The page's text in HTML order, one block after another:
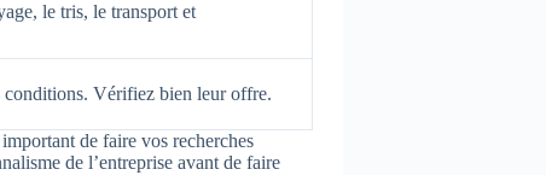
le tris, le transport et
conditions. Vérifiez bien leur offre.
de faire vos recherches
de l’entreprise avant de faire